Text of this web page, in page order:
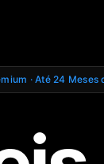
· Até 24 Meses